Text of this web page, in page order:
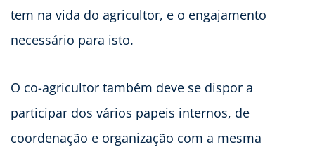
tem na vida do agricultor, e o engajamento
necessário para isto.
O co-agricultor também deve se dispor a
participar dos vários papeis internos, de
coordenação e organização com a mesma